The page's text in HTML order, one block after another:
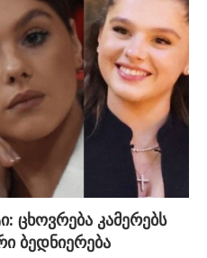
ცხოვრება კამერებს
ბედნიერება